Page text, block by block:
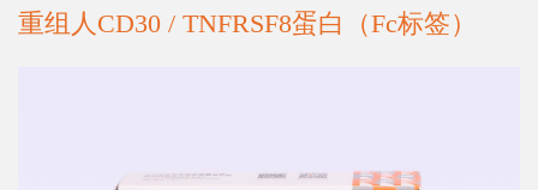
重组人CD30 / TNFRSF8蛋白（Fc标签）